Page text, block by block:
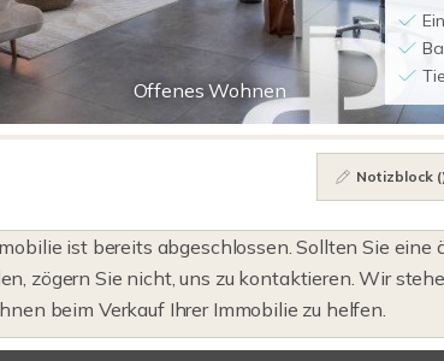
Offenes Wohnen
Notizblock (
ist bereits abgeschlossen. Sollten Sie eine
zögern Sie nicht, uns zu kontaktieren. Wir
beim Verkauf Ihrer Immobilie zu helfen.